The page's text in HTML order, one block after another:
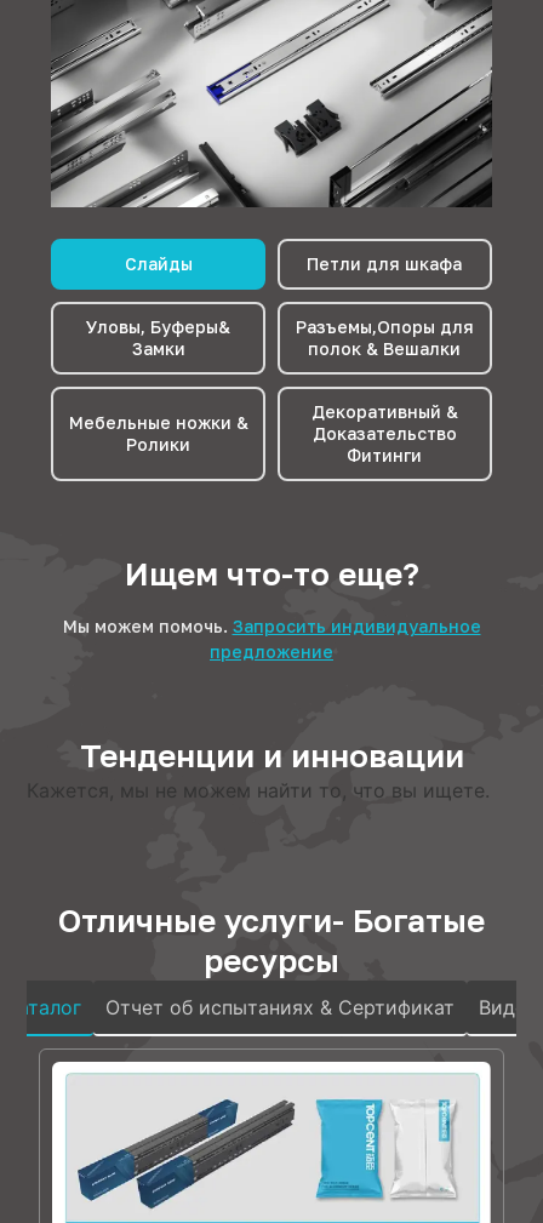
Слайды Петли для шкафа
Уловы, Буферы&
Замки
Разъемы,Опоры для
полок & Вешалки
Мебельные ножки &
Ролики
Декоративный &
Доказательство
Фитинги
Ищем что-то еще?
Мы можем помочь. Запросить индивидуальное
предложение
Тенденции и инновации
Кажется, мы не можем найти то, что вы ищете.
Отличные услуги- Богатые
ресурсы
Каталог Отчет об испытаниях & Сертификат Видео